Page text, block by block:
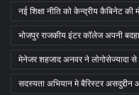
नई शिक्षा नीति को केन्द्रीय कैबिनेट की
भोजपुर राजकीय इंटर कॉलेज अपनी
मेनेजर शहजाद अनवर ने लोगोसेज्यादा
सदस्यता अभियान मे बैरिस्टर असदुद्दीन